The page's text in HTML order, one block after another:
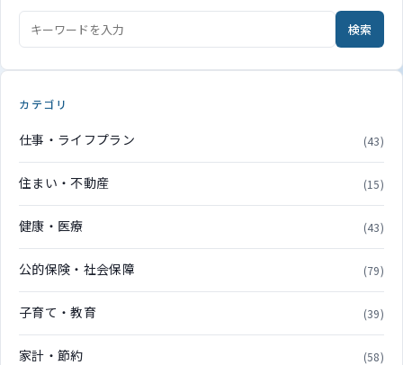
検索
カテゴリ
仕事・ライフプラン (43)
住まい・不動産 (15)
健康・医療 (43)
公的保険・社会保障 (79)
子育て・教育 (39)
家計・節約 (58)